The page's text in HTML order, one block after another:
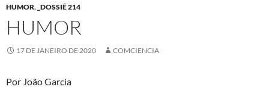
HUMOR, _DOSSIÊ 214
HUMOR
17 DE JANEIRO DE 2020 COMCIENCIA
Por João Garcia